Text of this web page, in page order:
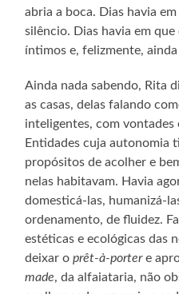
abria a boca. Dias havia
silêncio. Dias havia em
íntimos e, felizmente, ainda
Ainda nada sabendo, Rita
as casas, delas falando
inteligentes, com vontades
Entidades cuja autonomia
propósitos de acolher e
nelas habitavam. Havia
domesticá-las, humanizá-
ordenamento, de fluidez.
estéticas e ecológicas das
deixar oprêt-à-portere
made, da alfaiataria, não